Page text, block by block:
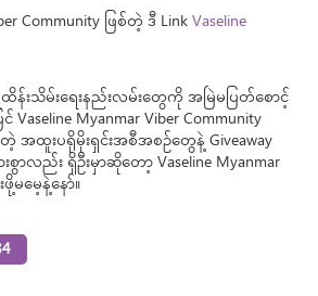
Community ဖြစ်တဲ့ ဒီ LinkVaseline
န်းသိမ်းရေးနည်းလမ်းတွေကို အမြဲမပြတ်စောင့်
Myanmar Viber Community
အထူးပရိုမိုးရှင်းအစီအစဥ်တွေနဲ့ Giveaway
လည်း ရှိဦးမှာဆိုတော့ Vaseline Myanmar
မမေ့နဲ့နော်။